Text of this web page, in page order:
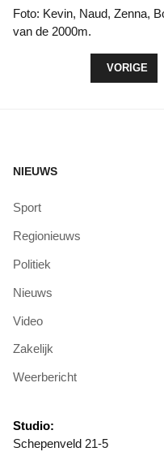
Foto: Kevin, Naud, Zenna, Boaz, Auke, Bram (U14) aan de start
van de 2000m.
VORIG
VORIGE
NIEUWS
Sport
Regionieuws
Politiek
Nieuws
Video
Zakelijk
Weerbericht
Studio:
Schepenveld 21-5